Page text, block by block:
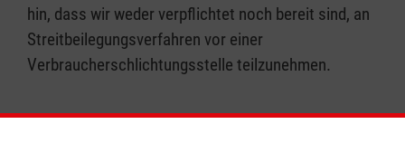
hin, dass wir weder verpflichtet noch bereit sind, an
Streitbeilegungsverfahren vor einer
Verbraucherschlichtungsstelle teilzunehmen.